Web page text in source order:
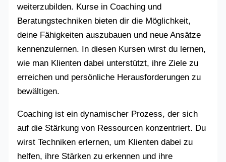
weiterzubilden. Kurse in Coaching und
Beratungstechniken bieten dir die Möglichkeit,
deine Fähigkeiten auszubauen und neue Ansätze
kennenzulernen. In diesen Kursen wirst du lernen,
wie man Klienten dabei unterstützt, ihre Ziele zu
erreichen und persönliche Herausforderungen zu
bewältigen.
Coaching ist ein dynamischer Prozess, der sich
auf die Stärkung von Ressourcen konzentriert. Du
wirst Techniken erlernen, um Klienten dabei zu
helfen, ihre Stärken zu erkennen und ihre